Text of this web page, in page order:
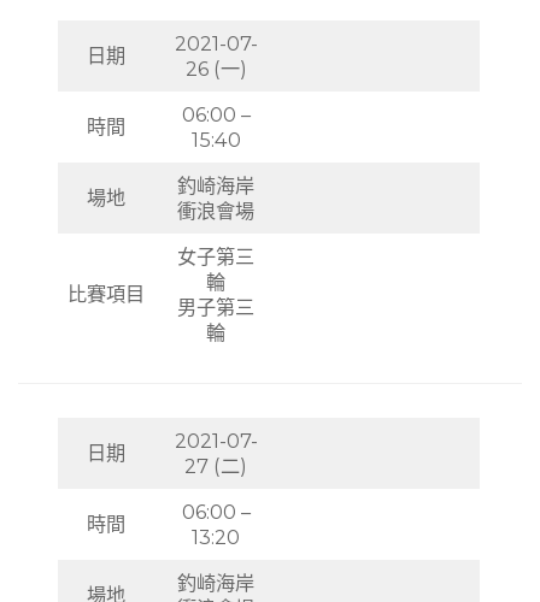
日期
2021-07-
26 (一)
時間
06:00 –
15:40
場地
釣崎海岸
衝浪會場
比賽項目
女子第三
輪
男子第三
輪
日期
2021-07-
27 (二)
時間
06:00 –
13:20
場地
釣崎海岸